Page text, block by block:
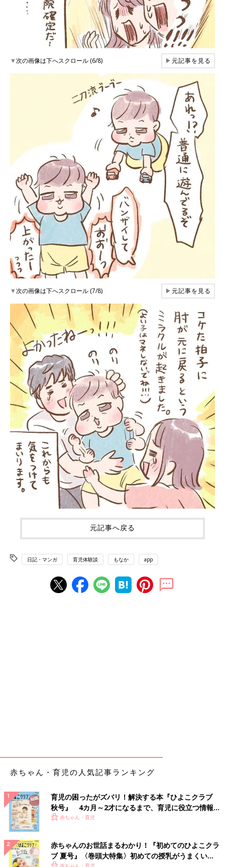
▼次の画像は下へスクロール (6/8) ▶元記事を見る
▼次の画像は下へスクロール (7/8) ▶元記事を見る
元記事へ戻る
日記・マンガ 育児体験談 もなか app
赤ちゃん・育児の人気記事ランキング
育児の困ったがズバリ！解決する本『ひよこクラブ
秋号』 4カ月～2才になるまで、育児に役立つ情報が
いっぱい！
赤ちゃん・育児
赤ちゃんのお世話まるわかり！『初めてのひよこクラ
ブ 夏号』〈巻頭大特集〉初めての授乳がうまくい